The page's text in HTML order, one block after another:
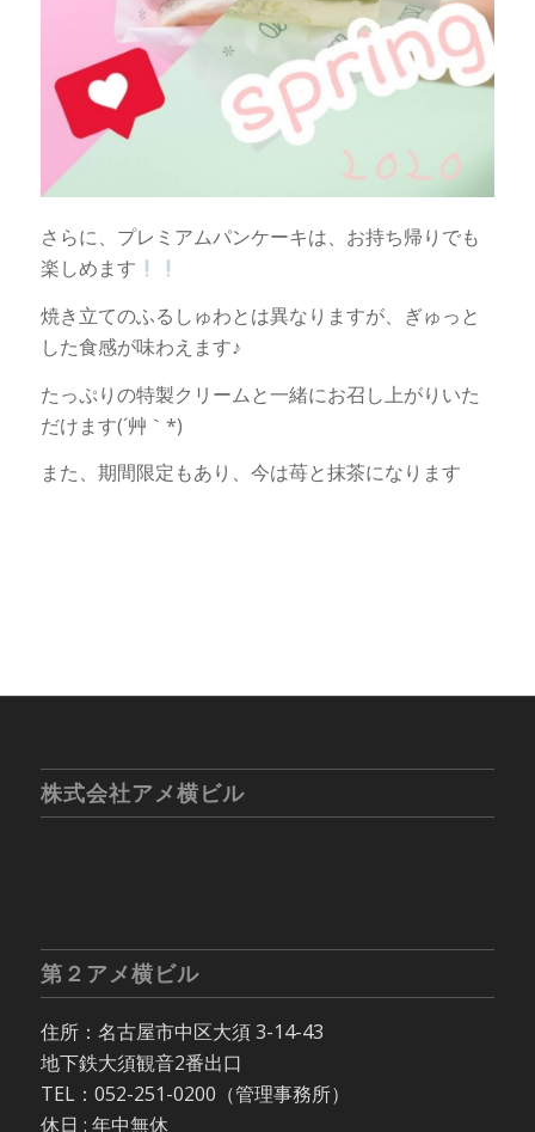
さらに、プレミアムパンケーキは、お持ち帰りでも
楽しめます
焼き立てのふるしゅわとは異なりますが、ぎゅっと
した食感が味わえます♪
たっぷりの特製クリームと一緒にお召し上がりいた
だけます(´艸｀*)
また、期間限定もあり、今は苺と抹茶になります
株式会社アメ横ビル
第２アメ横ビル
住所：名古屋市中区大須 3-14-43
地下鉄大須観音2番出口
TEL：052-251-0200（管理事務所）
休日 : 年中無休